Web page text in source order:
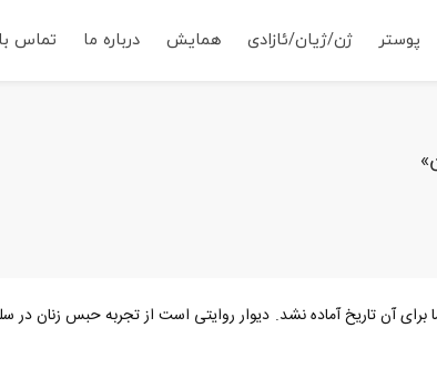
پوستر ژن/ژیان/ئازادی همایش درباره ما تماس